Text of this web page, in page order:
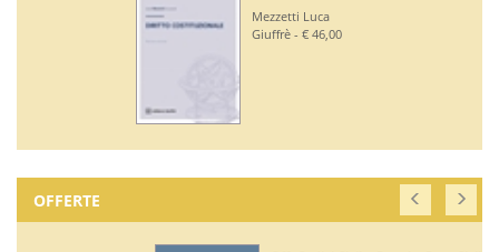
Mezzetti Luca
Giuffrè - € 46,00
Off. Codici Civile, Penale, Proc Civile, Proc Penale